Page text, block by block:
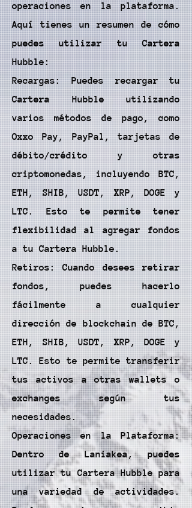
operaciones en la plataforma.
Aquí tienes un resumen de cómo
puedes utilizar tu Cartera
Hubble:
Recargas: Puedes recargar tu
Cartera Hubble utilizando
varios métodos de pago, como
Oxxo Pay, PayPal, tarjetas de
débito/crédito y otras
criptomonedas, incluyendo BTC,
ETH, SHIB, USDT, XRP, DOGE y
LTC. Esto te permite tener
flexibilidad al agregar fondos
a tu Cartera Hubble.
Retiros: Cuando desees retirar
fondos, puedes hacerlo
fácilmente a cualquier
dirección de blockchain de BTC,
ETH, SHIB, USDT, XRP, DOGE y
LTC. Esto te permite transferir
tus activos a otras wallets o
exchanges según tus
necesidades.
Operaciones en la Plataforma:
Dentro de Laniakea, puedes
utilizar tu Cartera Hubble para
una variedad de actividades.